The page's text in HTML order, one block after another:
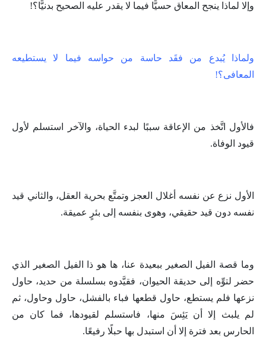
وإلا لماذا ينجح المعاق حسيًّا فيما لا يقدر عليه الصحيح بدنيًّا؟!
ولماذا يُبدع من فقَد حاسة من حواسه فيما لا يستطيعه
المعافى؟!
فالأول اتَّخذ من الإعاقة سببًا لبدء الحياة، والآخر استسلم لأول
قيود الوفاة.
الأول نزع عن نفسه أغلال العجز وتمتَّع بحرية العقل، والثاني قيد
نفسه دون قيد حقيقي، وهوى بنفسه إلى بئرٍ عميقة.
وما قصة الفيل الصغير ببعيدة عنا، ها هو ذا الفيل الصغير الذي
حضر لتوِّه إلى حديقة الحيوان، فقيَّدوه بسلسلة من حديد، حاول
نزعها فلم يستطع، حاول قطعها فباء بالفشل، حاول وحاول، ثم
لم يلبث إلا أن يَئِسَ منها، فاستسلم لقيودها، فما كان من
الحارس بعد فترة إلا أن استبدل بها حبلًا رفيعًا.